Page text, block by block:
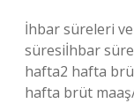
İhbar süreleri
süresiİhbar
hafta2 hafta
hafta brüt